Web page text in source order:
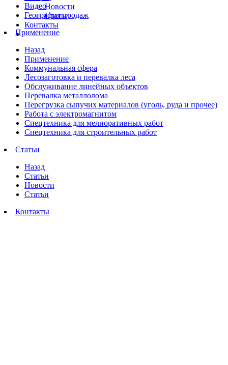
Новости
Статьи
Контакты
Видео
География продаж
Применение
Назад
Применение
Коммунальная сфера
Лесозаготовка и перевалка леса
Обслуживание линейных объектов
Перевалка металлолома
Перегрузка сыпучих материалов (уголь, руда и прочее)
Работа с электромагнитом
Спецтехника для мелиоративных работ
Спецтехника для строительных работ
Статьи
Назад
Статьи
Новости
Статьи
Контакты